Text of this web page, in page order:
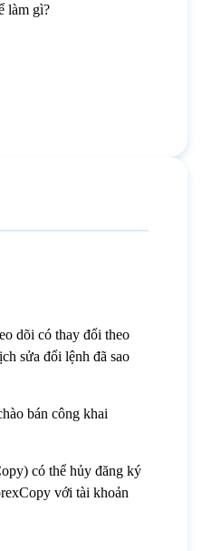
làm gì?
dõi có thay đổi theo
sửa đổi lệnh đã sao
bán công khai
có thể hủy đăng ký
với tài khoản